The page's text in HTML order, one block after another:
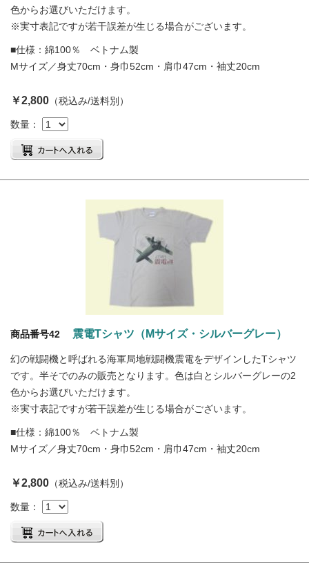
色からお選びいただけます。
※実寸表記ですが若干誤差が生じる場合がございます。
■仕様：綿100％ ベトナム製
Mサイズ／身丈70cm・身巾52cm・肩巾47cm・袖丈20cm
￥2,800 （税込み/送料別）
数量：
商品番号42 震電Tシャツ（Mサイズ・シルバーグレー）
幻の戦闘機と呼ばれる海軍局地戦闘機震電をデザインしたTシャツ
です。半そでのみの販売となります。色は白とシルバーグレーの2
色からお選びいただけます。
※実寸表記ですが若干誤差が生じる場合がございます。
■仕様：綿100％ ベトナム製
Mサイズ／身丈70cm・身巾52cm・肩巾47cm・袖丈20cm
￥2,800 （税込み/送料別）
数量：